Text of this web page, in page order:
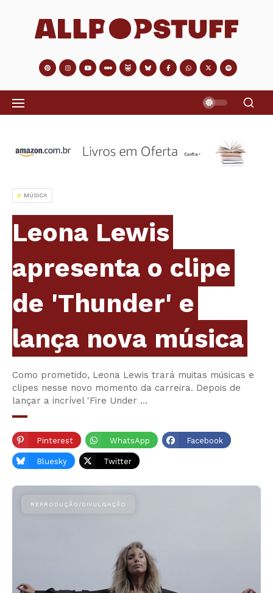
MÚSICA
Leona Lewis
apresenta o clipe
de 'Thunder' e
lança nova música
Como prometido, Leona Lewis trará muitas músicas e
clipes nesse novo momento da carreira. Depois de
lançar a incrível 'Fire Under …
Pinterest WhatsApp Facebook
Bluesky Twitter